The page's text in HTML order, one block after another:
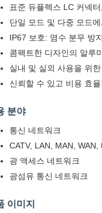
표준 듀플렉스 LC 커넥
단일 모드 및 다중 모드
IP67 보호: 염수 분무 방
콤팩트한 디자인의 알루
실내 및 실외 사용을 위
신뢰할 수 있고 비용 효
분야
통신 네트워크
CATV, LAN, MAN, WAN,
광 액세스 네트워크
광섬유 통신 네트워크
이미지